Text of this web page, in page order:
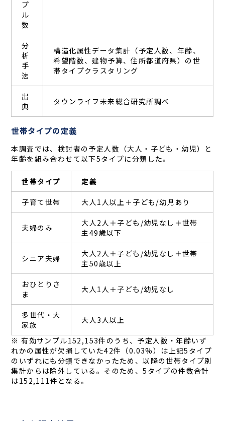
プ
ル
数
分
析
手
法
構造化属性データ集計（予定人数、年齢、
希望階数、建物予算、住所都道府県）の世
帯タイプクラスタリング
出
典
タウンライフ未来総合研究所調べ
世帯タイプの定義
本調査では、検討者の予定人数（大人・子ども・幼児）と
年齢を組み合わせて以下5タイプに分類した。
世帯タイプ 定義
子育て世帯 大人1人以上＋子ども/幼児あり
夫婦のみ
大人2人＋子ども/幼児なし＋世帯
主49歳以下
シニア夫婦
大人2人＋子ども/幼児なし＋世帯
主50歳以上
おひとりさ
ま
大人1人＋子ども/幼児なし
多世代・大
家族
大人3人以上
※ 有効サンプル152,153件のうち、予定人数・年齢いず
れかの属性が欠損していた42件（0.03%）は上記5タイプ
のいずれにも分類できなかったため、以降の世帯タイプ別
集計からは除外している。そのため、5タイプの件数合計
は152,111件となる。